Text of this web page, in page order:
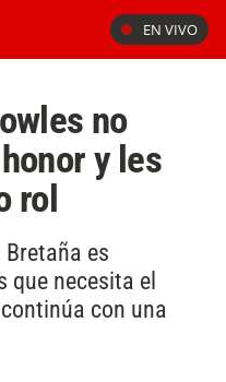
EN VIVO
no
y les
rol
es
que necesita el
con una